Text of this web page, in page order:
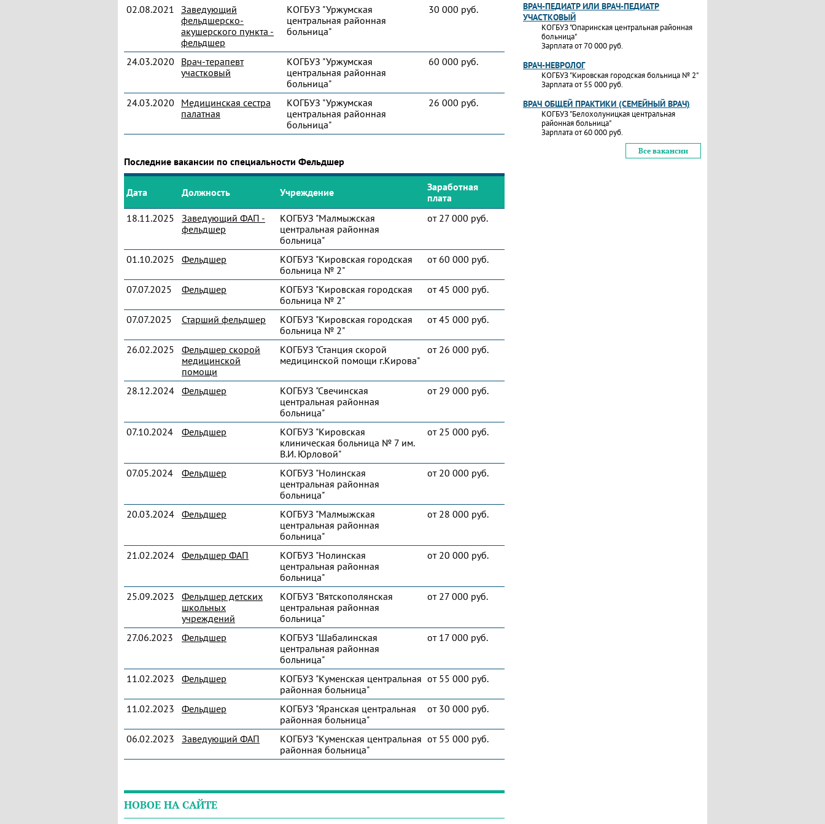
02.08.2021 Заведующий
фельдшерско-
акушерского пункта -
фельдшер
КОГБУЗ "Уржумская
центральная районная
больница"
30 000 руб.
24.03.2020
Врач-терапевт
участковый
КОГБУЗ "Уржумская
центральная районная
больница"
60 000 руб.
24.03.2020
Медицинская сестра
палатная
КОГБУЗ "Уржумская
центральная районная
больница"
26 000 руб.
Последние вакансии по специальности Фельдшер
Дата Должность Учреждение
Заработная
плата
18.11.2025
Заведующий ФАП -
фельдшер
КОГБУЗ "Малмыжская
центральная районная
больница"
от 27 000 руб.
01.10.2025 Фельдшер
КОГБУЗ "Кировская городская
больница № 2"
от 60 000 руб.
07.07.2025 Фельдшер
КОГБУЗ "Кировская городская
больница № 2"
от 45 000 руб.
07.07.2025 Старший фельдшер
КОГБУЗ "Кировская городская
больница № 2"
от 45 000 руб.
26.02.2025
Фельдшер скорой
медицинской
помощи
КОГБУЗ "Станция скорой
медицинской помощи г.Кирова"
от 26 000 руб.
28.12.2024 Фельдшер
КОГБУЗ "Свечинская
центральная районная
больница"
от 29 000 руб.
07.10.2024 Фельдшер
КОГБУЗ "Кировская
клиническая больница № 7 им.
В.И. Юрловой"
от 25 000 руб.
07.05.2024 Фельдшер
КОГБУЗ "Нолинская
центральная районная
больница"
от 20 000 руб.
20.03.2024 Фельдшер
КОГБУЗ "Малмыжская
центральная районная
больница"
от 28 000 руб.
21.02.2024 Фельдшер ФАП
КОГБУЗ "Нолинская
центральная районная
больница"
от 20 000 руб.
25.09.2023
Фельдшер детских
школьных
учреждений
КОГБУЗ "Вятскополянская
центральная районная
больница"
от 27 000 руб.
27.06.2023 Фельдшер
КОГБУЗ "Шабалинская
центральная районная
больница"
от 17 000 руб.
11.02.2023 Фельдшер
КОГБУЗ "Куменская центральная
районная больница"
от 55 000 руб.
11.02.2023 Фельдшер
КОГБУЗ "Яранская центральная
районная больница"
от 30 000 руб.
06.02.2023 Заведующий ФАП
КОГБУЗ "Куменская центральная
районная больница"
от 55 000 руб.
НОВОЕ НА САЙТЕ
ВРАЧ-ПЕДИАТР ИЛИ ВРАЧ-ПЕДИАТР
УЧАСТКОВЫЙ
КОГБУЗ "Опаринская центральная районная
больница"
Зарплата от 70 000 руб.
ВРАЧ-НЕВРОЛОГ
КОГБУЗ "Кировская городская больница № 2"
Зарплата от 55 000 руб.
ВРАЧ ОБЩЕЙ ПРАКТИКИ (СЕМЕЙНЫЙ ВРАЧ)
КОГБУЗ "Белохолуницкая центральная
районная больница"
Зарплата от 60 000 руб.
Все вакансии